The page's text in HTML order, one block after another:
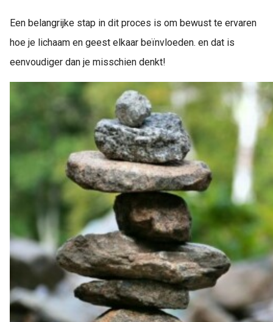
Een belangrijke stap in dit proces is om bewust te ervaren
hoe je lichaam en geest elkaar beïnvloeden. en dat is
eenvoudiger dan je misschien denkt!